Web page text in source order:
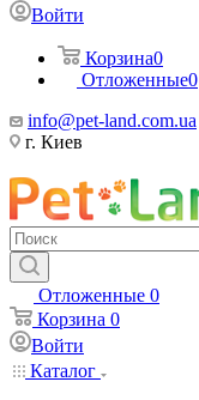
Войти
Корзина0
Отложенные0
info@pet-land.com.ua
г. Киев
Отложенные 0
Корзина 0
Войти
Каталог